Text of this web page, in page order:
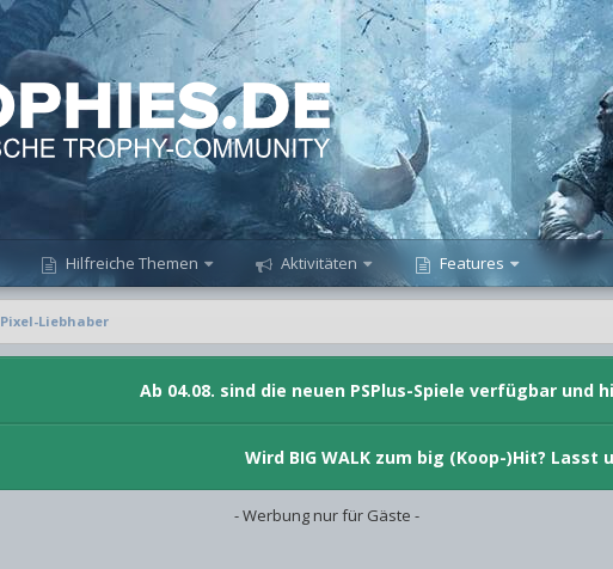
Hilfreiche Themen Aktivitäten Features
Pixel-Liebhaber
Ab 04.08. sind die neuen PSPlus-Spiele verfügbar und
Wird BIG WALK zum big (Koop-)Hit? Lasst
- Werbung nur für Gäste -